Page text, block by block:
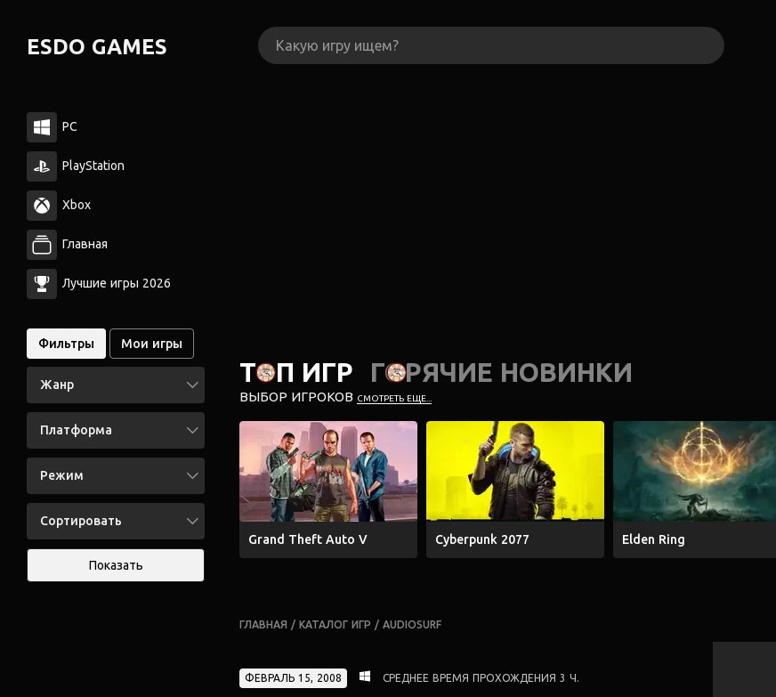
ESDO GAMES
PC
PlayStation
Xbox
Главная
Лучшие игры 2026
Фильтры Мои игры
Жанр
Платформа
Режим
Сортировать
Показать
ТОП ИГР ГОРЯЧИЕ НОВИНКИ
ВЫБОР ИГРОКОВ СМОТРЕТЬ ЕЩЕ...
Grand Theft Auto V Cyberpunk 2077 Elden Ring
ГЛАВНАЯ / КАТАЛОГ ИГР / AUDIOSURF
ФЕВРАЛЬ 15, 2008 СРЕДНЕЕ ВРЕМЯ ПРОХОЖДЕНИЯ 3 Ч.